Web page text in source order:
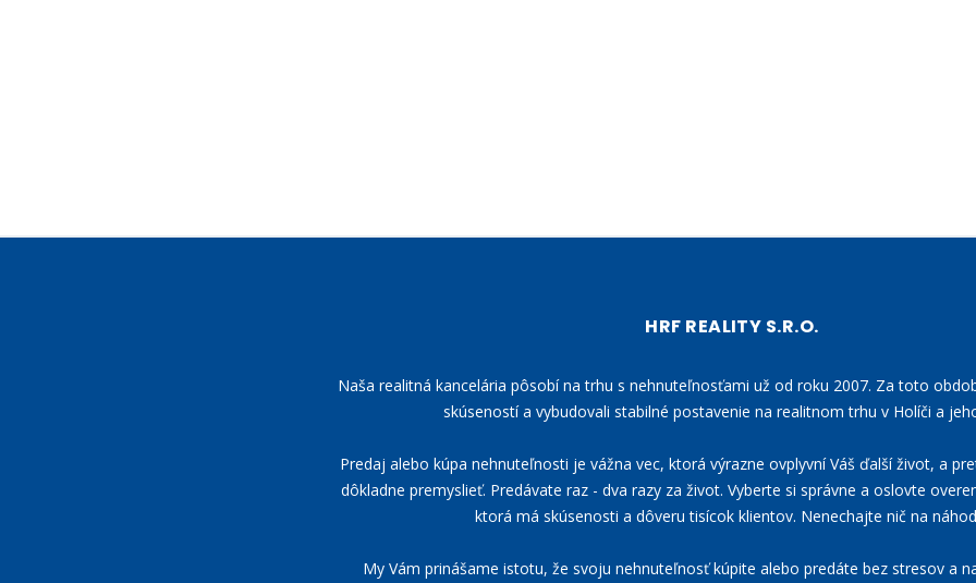
HRF REALITY S.R.O.
Naša realitná kancelária pôsobí na trhu s nehnuteľnosťami už od roku 2007. Za toto
skúseností a vybudovali stabilné postavenie na realitnom trhu v Holíči a
Predaj alebo kúpa nehnuteľnosti je vážna vec, ktorá výrazne ovplyvní Váš ďalší život, a
dôkladne premyslieť. Predávate raz - dva razy za život. Vyberte si správne a oslovte
ktorá má skúsenosti a dôveru tisícok klientov. Nenechajte nič na
My Vám prinášame istotu, že svoju nehnuteľnosť kúpite alebo predáte bez stresov a